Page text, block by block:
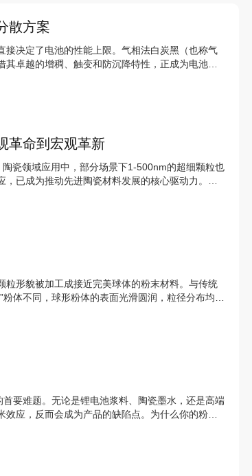
散方案
决定了电池的性能上限。气相法白炭黑（也称气
卓越的增稠、触变和防沉降特性，正成为电池浆
革命到宏观革新
瓷领域应用中，部分场景下1-500nm的超细颗粒也
已成为推动先进陶瓷材料发展的核心驱动力。将
形貌被加工成接近完美球体的粉末材料。与传统
体不同，球形粉体的表面光滑圆润，粒径分布均
要难题。无论是锂电池浆料、陶瓷墨水，还是高端
应，反而会成为产品的缺陷点。为什么你的粉体